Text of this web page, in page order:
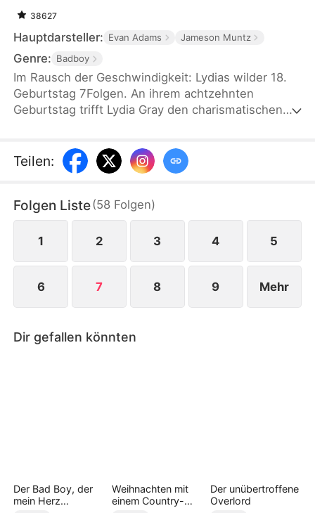
38627
Hauptdarsteller: Evan Adams Jameson Muntz
Genre: Badboy
Im Rausch der Geschwindigkeit: Lydias wilder 18.
Geburtstag 7Folgen. An ihrem achtzehnten
Geburtstag trifft Lydia Gray den charismatischen
Doch als sie entdeckt, dass der Mann, in den sie
sich verliebt hat, der Gesuchte ist, den ihr Vater
wilde Fahrt für sie überlebbar sein?
Teilen:
Folgen Liste(58 Folgen)
1 2 3 4 5
6 7 8 9 Mehr
Dir gefallen könnten
Der Bad Boy, der
mein Herz
Weihnachten mit
einem Country-
Der unübertroffene
Overlord